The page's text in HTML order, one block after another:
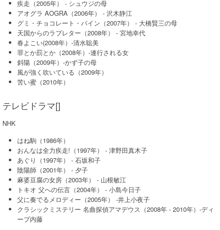
疾走（2005年） - シュウジの母
アオグラ AOGRA（2006年） - 沢木静江
グミ・チョコレート・パイン（2007年） - 大橋賢三の母
天国からのラブレター（2008年） - 宮地幸代
春よこい(2008年）-清水聡美
罪とか罰とか（2008年）-連行される女
斜陽（2009年）-かず子の母
風が強く吹いている（2009年）
苦い蜜（2010年）
テレビドラマ[]
NHK
はね駒（1986年）
おんなは全力疾走!（1997年） - 津野田真木子
あぐり（1997年） - 石坂和子
陰陽師（2001年） - 夕子
麻婆豆腐の女房（2003年） - 山根敏江
トキオ 父への伝言（2004年） - 小島今日子
父に奏でるメロディー（2005年） -井上小夜子
クラシックミステリー 名曲探偵アマデウス（2008年 - 2010年）-ディ
ープ内藤